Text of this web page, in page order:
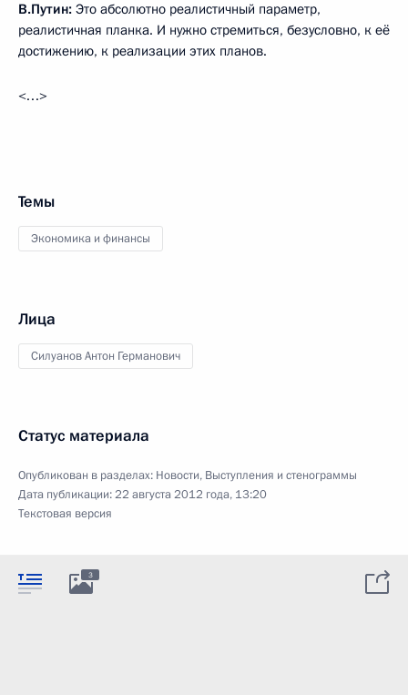
В.Путин: Это абсолютно реалистичный параметр,
реалистичная планка. И нужно стремиться, безусловно, к её
достижению, к реализации этих планов.
<…>
Темы
Экономика и финансы
Лица
Силуанов Антон Германович
Статус материала
Опубликован в разделах: Новости, Выступления и стенограммы
Дата публикации:22 августа 2012 года, 13:20
Текстовая версия
3